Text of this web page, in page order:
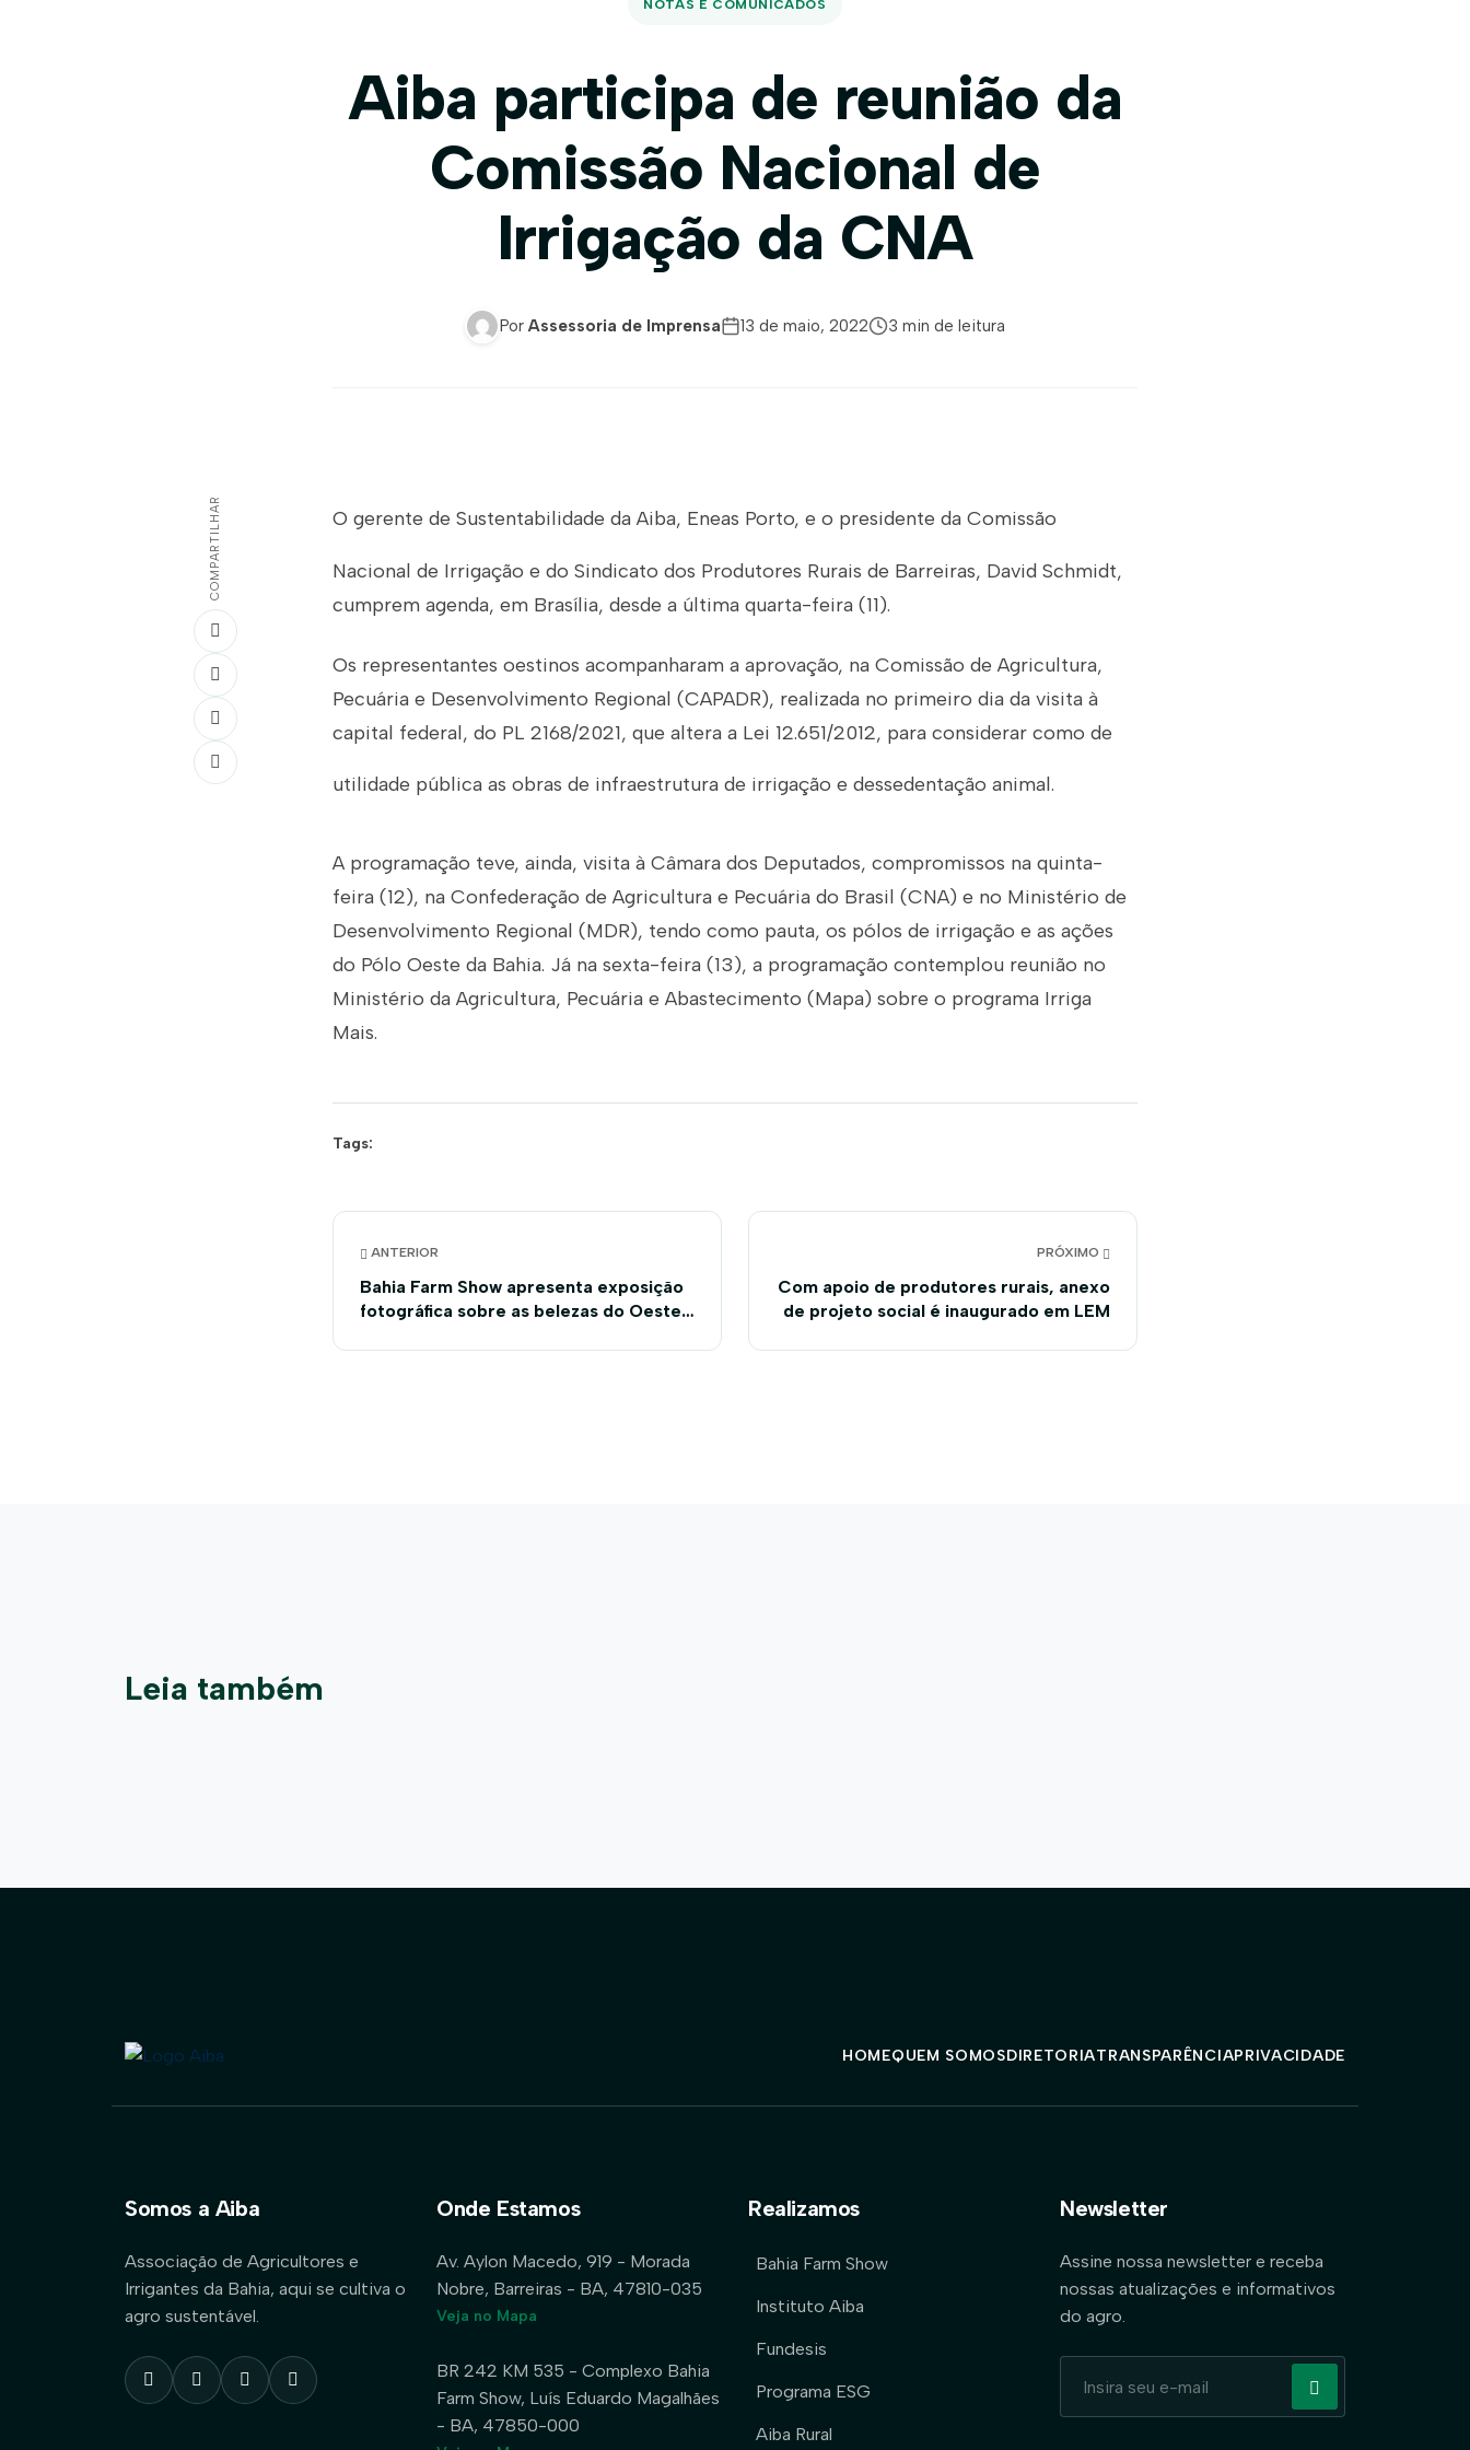
NOTAS E COMUNICADOS
Aiba participa de reunião da
Comissão Nacional de
Irrigação da CNA
Por Assessoria de Imprensa 13 de maio, 2022 3 min de leitura
COMPARTILHAR O gerente de Sustentabilidade da Aiba, Eneas Porto, e o presidente da Comissão
Nacional de Irrigação e do Sindicato dos Produtores Rurais de Barreiras, David Schmidt,
cumprem agenda, em Brasília, desde a última quarta-feira (11).
Os representantes oestinos acompanharam a aprovação, na Comissão de Agricultura,
Pecuária e Desenvolvimento Regional (CAPADR), realizada no primeiro dia da visita à
capital federal, do PL 2168/2021, que altera a Lei 12.651/2012, para considerar como de
utilidade pública as obras de infraestrutura de irrigação e dessedentação animal.
A programação teve, ainda, visita à Câmara dos Deputados, compromissos na quinta-
feira (12), na Confederação de Agricultura e Pecuária do Brasil (CNA) e no Ministério de
Desenvolvimento Regional (MDR), tendo como pauta, os pólos de irrigação e as ações
do Pólo Oeste da Bahia. Já na sexta-feira (13), a programação contemplou reunião no
Ministério da Agricultura, Pecuária e Abastecimento (Mapa) sobre o programa Irriga
Mais.
Tags:
ANTERIOR
Bahia Farm Show apresenta exposição
fotográfica sobre as belezas do Oeste
PRÓXIMO
Com apoio de produtores rurais, anexo
de projeto social é inaugurado em LEM
Leia também
HOMEQUEM SOMOSDIRETORIATRANSPARÊNCIAPRIVACIDADE
Somos a Aiba
Associação de Agricultores e
Irrigantes da Bahia, aqui se cultiva o
agro sustentável.
Onde Estamos
Av. Aylon Macedo, 919 - Morada
Nobre, Barreiras - BA, 47810-035
Veja no Mapa
BR 242 KM 535 - Complexo Bahia
Farm Show, Luís Eduardo Magalhães
- BA, 47850-000
Realizamos
Bahia Farm Show
Instituto Aiba
Fundesis
Programa ESG
Aiba Rural
Newsletter
Assine nossa newsletter e receba
nossas atualizações e informativos
do agro.